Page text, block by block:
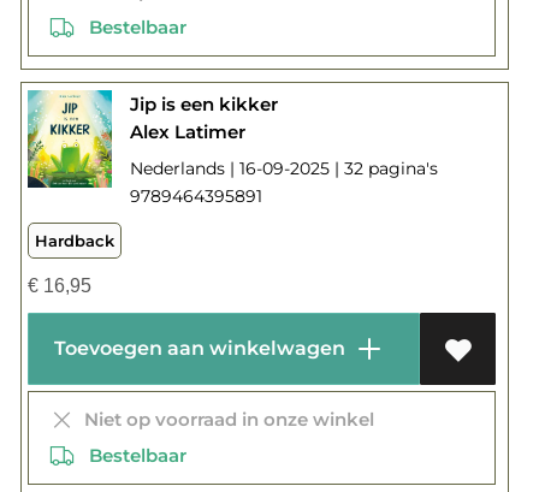
Bestelbaar
Jip is een kikker
Alex Latimer
Nederlands | 16-09-2025 | 32 pagina's
9789464395891
Hardback
€16,95
Toevoegen aan winkelwagen
Niet op voorraad in onze winkel
Bestelbaar